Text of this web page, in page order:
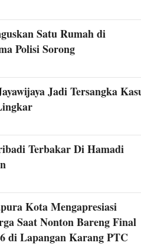
Satu Rumah di
Polisi Sorong
Jadi Tersangka
Terbakar Di Hamadi
Kota Mengapresiasi
Saat Nonton Bareng Final
di Lapangan Karang PTC